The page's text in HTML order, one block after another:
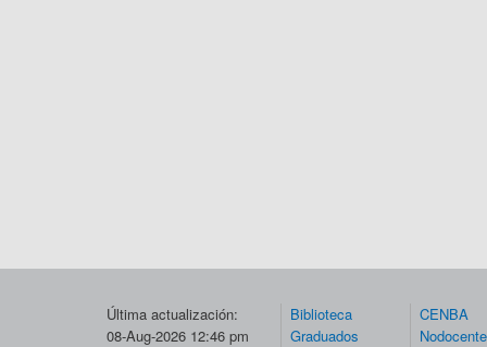
Última actualización:
08-Aug-2026 12:46 pm
Biblioteca
Graduados
CENBA